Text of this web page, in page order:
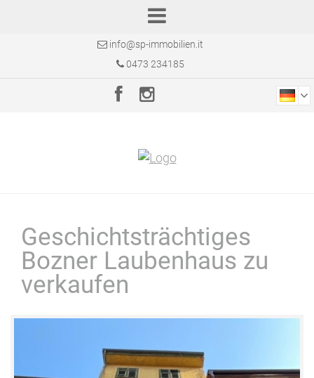
info@sp-immobilien.it
0473 234185
Geschichtsträchtiges
Bozner Laubenhaus zu
verkaufen